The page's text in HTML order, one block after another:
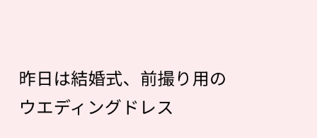
昨日は結婚式、前撮り用の
ウエディングドレス